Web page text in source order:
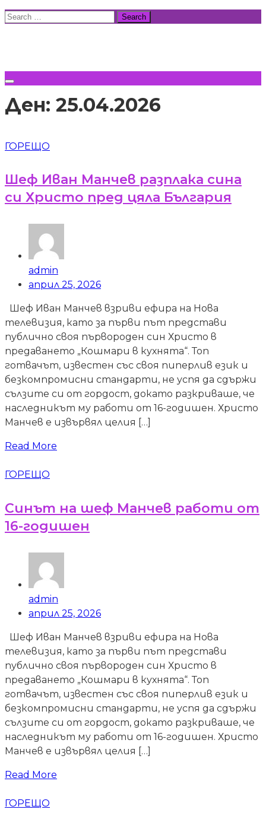
Skip
Search
Ден: 25.04.2026
ГОРЕЩО
Шеф Иван Манчев разплака сина
си Христо пред цяла България
admin
април 25, 2026
Шеф Иван Манчев взриви ефира на Нова
телевизия, като за първи път представи
публично своя първороден син Христо в
предаването „Кошмари в кухнята“. Топ
готвачът, известен със своя пиперлив език и
безкомпромисни стандарти, не успя да сдържи
сълзите си от гордост, докато разкриваше, че
наследникът му работи от 16-годишен. Христо
Манчев е извървял целия […]
Read More
ГОРЕЩО
Синът на шеф Манчев работи от
16-годишен
admin
април 25, 2026
Шеф Иван Манчев взриви ефира на Нова
телевизия, като за първи път представи
публично своя първороден син Христо в
предаването „Кошмари в кухнята“. Топ
готвачът, известен със своя пиперлив език и
безкомпромисни стандарти, не успя да сдържи
сълзите си от гордост, докато разкриваше, че
наследникът му работи от 16-годишен. Христо
Манчев е извървял целия […]
Read More
ГОРЕЩО